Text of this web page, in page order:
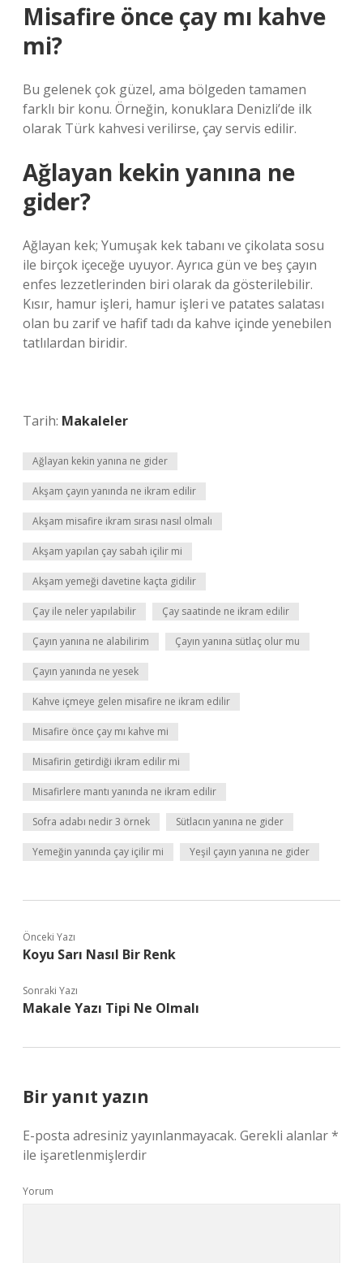
Misafire önce çay mı kahve
mi?
Bu gelenek çok güzel, ama bölgeden tamamen
farklı bir konu. Örneğin, konuklara Denizli’de ilk
olarak Türk kahvesi verilirse, çay servis edilir.
Ağlayan kekin yanına ne
gider?
Ağlayan kek; Yumuşak kek tabanı ve çikolata sosu
ile birçok içeceğe uyuyor. Ayrıca gün ve beş çayın
enfes lezzetlerinden biri olarak da gösterilebilir.
Kısır, hamur işleri, hamur işleri ve patates salatası
olan bu zarif ve hafif tadı da kahve içinde yenebilen
tatlılardan biridir.
Tarih: Makaleler
Ağlayan kekin yanına ne gider
Akşam çayın yanında ne ikram edilir
Akşam misafire ikram sırası nasıl olmalı
Akşam yapılan çay sabah içilir mi
Akşam yemeği davetine kaçta gidilir
Çay ile neler yapılabilir Çay saatinde ne ikram edilir
Çayın yanına ne alabilirim Çayın yanına sütlaç olur mu
Çayın yanında ne yesek
Kahve içmeye gelen misafire ne ikram edilir
Misafire önce çay mı kahve mi
Misafirin getirdiği ikram edilir mi
Misafirlere mantı yanında ne ikram edilir
Sofra adabı nedir 3 örnek Sütlacın yanına ne gider
Yemeğin yanında çay içilir mi Yeşil çayın yanına ne gider
Önceki Yazı
Koyu Sarı Nasıl Bir Renk
Sonraki Yazı
Makale Yazı Tipi Ne Olmalı
Bir yanıt yazın
E-posta adresiniz yayınlanmayacak. Gerekli alanlar*
ile işaretlenmişlerdir
Yorum